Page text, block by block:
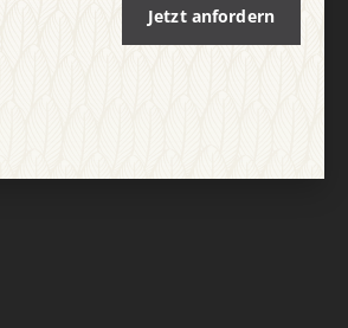
Jetzt anfordern